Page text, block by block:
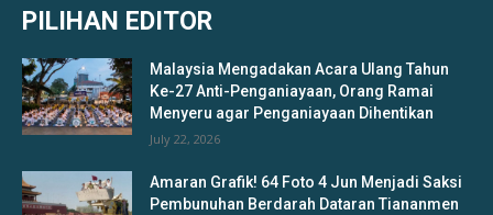
PILIHAN EDITOR
Malaysia Mengadakan Acara Ulang Tahun
Ke-27 Anti-Penganiayaan, Orang Ramai
Menyeru agar Penganiayaan Dihentikan
July 22, 2026
Amaran Grafik! 64 Foto 4 Jun Menjadi Saksi
Pembunuhan Berdarah Dataran Tiananmen